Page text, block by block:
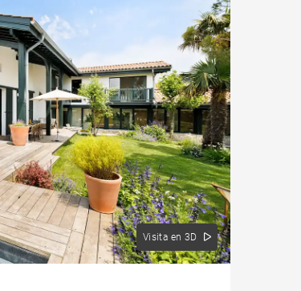
Visita en 3D